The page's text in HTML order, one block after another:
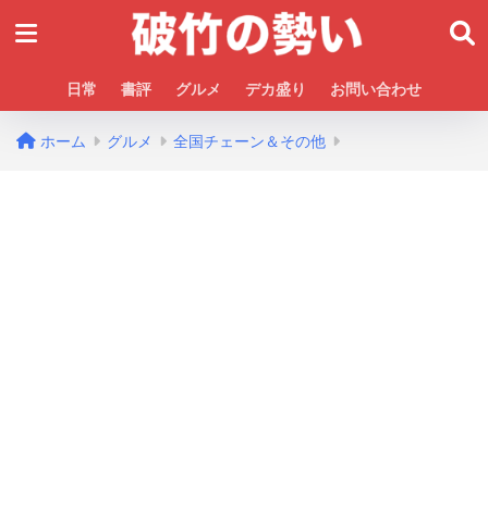
日常 書評 グルメ デカ盛り お問い合わせ
ホーム グルメ 全国チェーン＆その他